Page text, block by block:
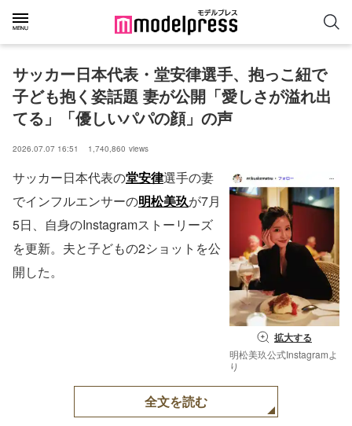
サッカー日本代表・堂安律選手、抱っこ紐で
子ども抱く姿話題 妻が公開「愛しさが溢れ出
てる」「優しいパパの顔」の声
2026.07.07 16:51 1,740,860 views
拡大する
明松美玖公式Instagramよ
り
サッカー日本代表の堂安律選手の妻
でインフルエンサーの明松美玖が7月
5日、自身のInstagramストーリーズ
を更新。夫と子どもの2ショットを公
開した。
全文を読む